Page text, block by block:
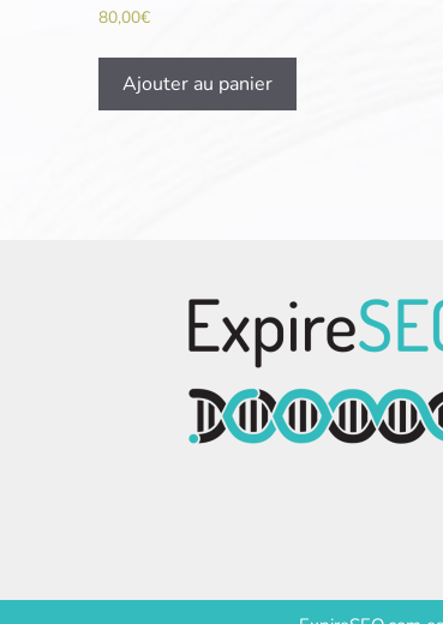
80,00€
Ajouter au panier